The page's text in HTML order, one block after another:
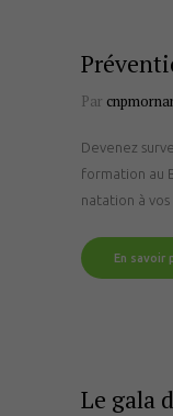
Par
Devenez
formation au
natation à
En savoir
Le gala